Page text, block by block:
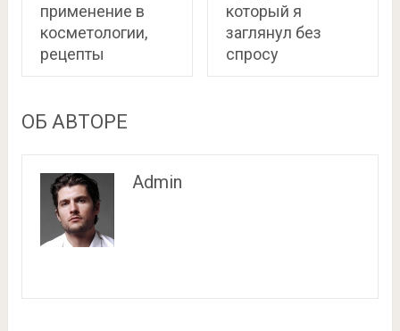
применение в
косметологии,
рецепты
который я
заглянул без
спросу
ОБ АВТОРЕ
Admin